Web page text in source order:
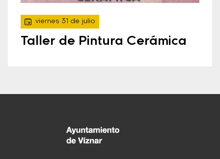
viernes 31 de julio
Taller de Pintura Cerámica